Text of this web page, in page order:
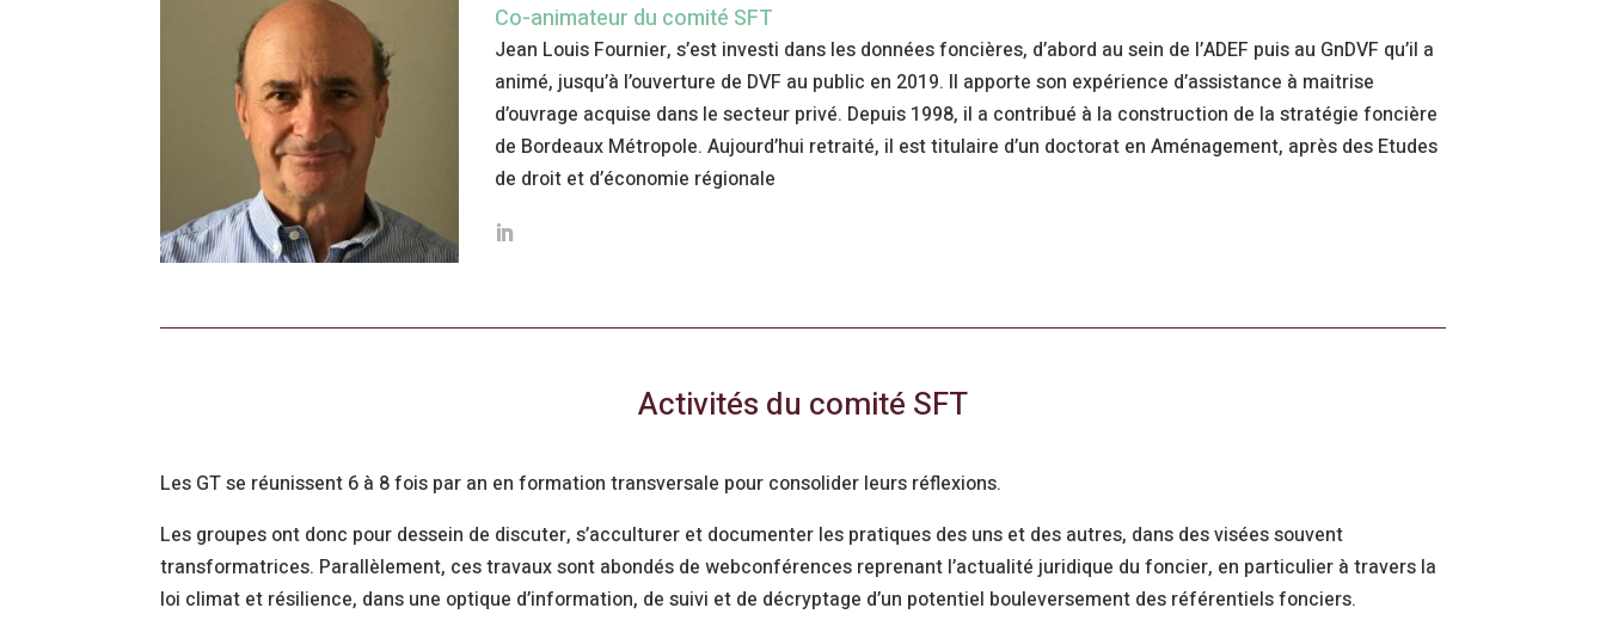
Co-animateur du comité SFT
Jean Louis Fournier, s’est investi dans les données foncières, d’abord au sein de l’ADEF puis au GnDVF qu’il a
animé, jusqu’à l’ouverture de DVF au public en 2019. Il apporte son expérience d’assistance à maitrise
d’ouvrage acquise dans le secteur privé. Depuis 1998, il a contribué à la construction de la stratégie foncière
de Bordeaux Métropole. Aujourd’hui retraité, il est titulaire d’un doctorat en Aménagement, après des Etudes
de droit et d’économie régionale
Activités du comité SFT
Les GT se réunissent 6 à 8 fois par an en formation transversale pour consolider leurs réflexions.
Les groupes ont donc pour dessein de discuter, s’acculturer et documenter les pratiques des uns et des autres, dans des visées souvent
transformatrices. Parallèlement, ces travaux sont abondés de webconférences reprenant l’actualité juridique du foncier, en particulier à travers la
loi climat et résilience, dans une optique d’information, de suivi et de décryptage d’un potentiel bouleversement des référentiels fonciers.